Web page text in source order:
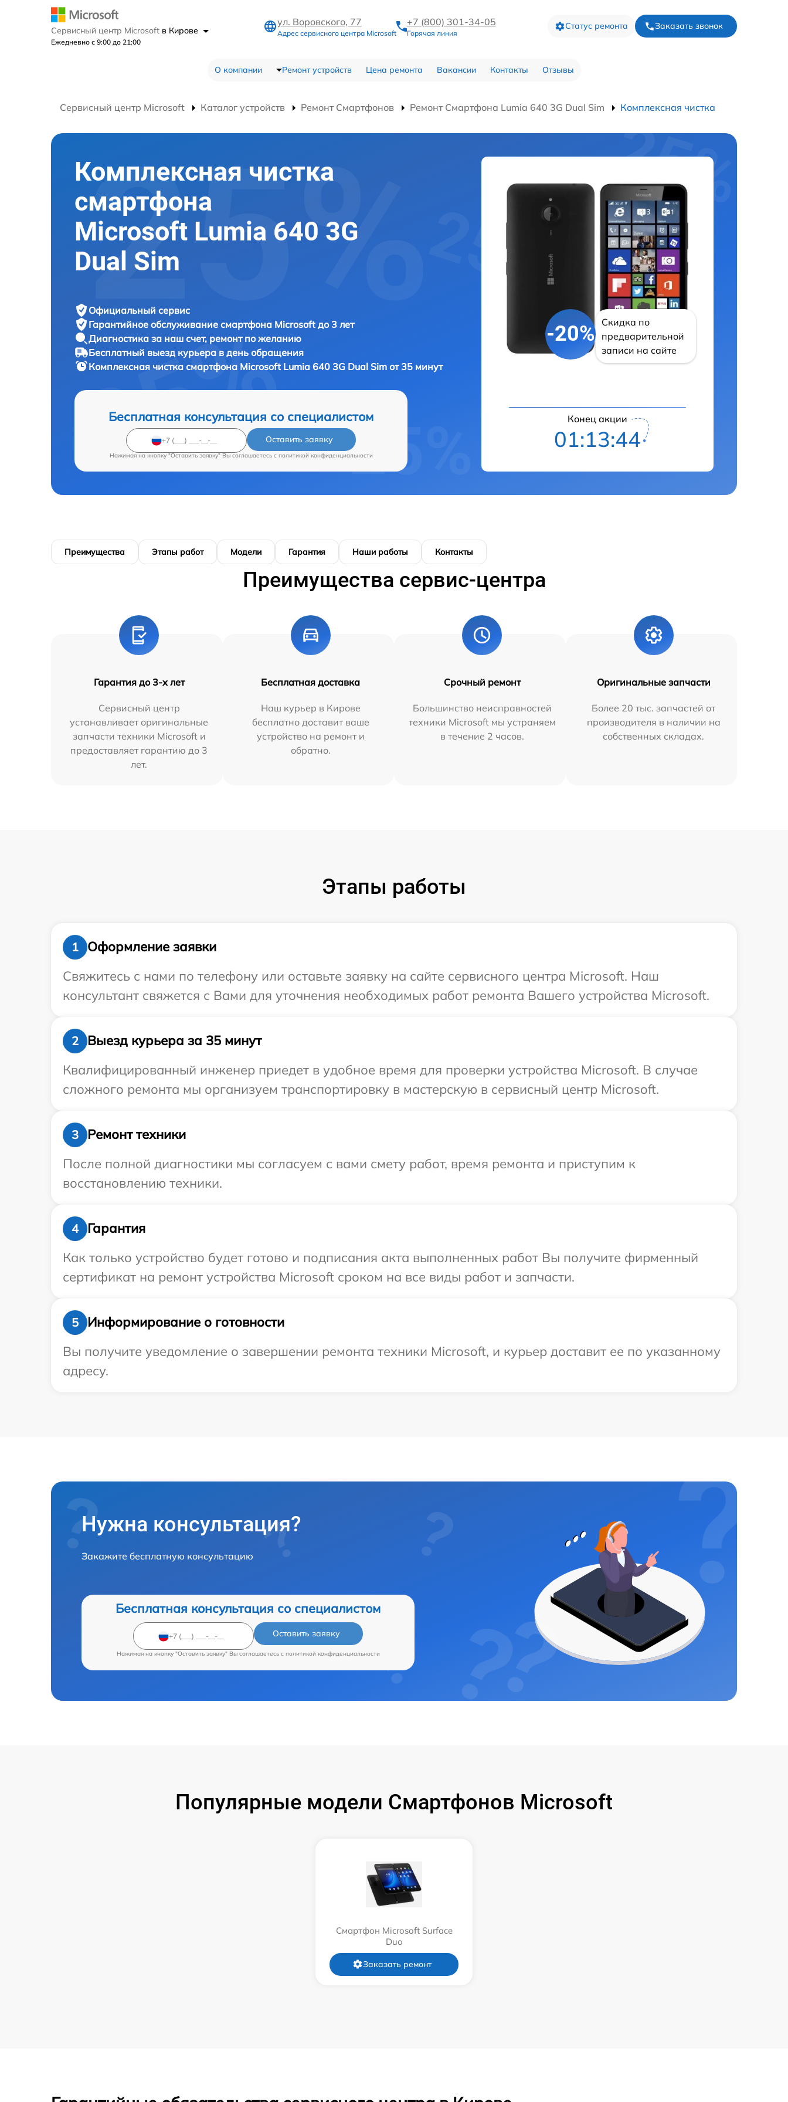
Сервисный центр Microsoft в Кирове
Ежедневно с 9:00 до 21:00
ул. Воровского, 77
Адрес сервисного центра Microsoft
+7 (800) 301-34-05
Горячая линия
Статус ремонта Заказать звонок
О компании Ремонт устройств Цена ремонта Вакансии Контакты Отзывы
Сервисный центр Microsoft Каталог устройств Ремонт Смартфонов Ремонт Смартфона Lumia 640 3G Dual Sim Комплексная чистка
Комплексная чистка
смартфона
Microsoft Lumia 640 3G
Dual Sim
Официальный сервис
Гарантийное обслуживание смартфона Microsoft до 3 лет
Диагностика за наш счет, ремонт по желанию
Бесплатный выезд курьера в день обращения
Комплексная чистка смартфона Microsoft Lumia 640 3G Dual Sim от 35 минут
Бесплатная консультация со специалистом
Оставить заявку
Нажимая на кнопку "Оставить заявку" Вы соглашаетесь c политикой конфиденциальности
-20%
Скидка по
предварительной
записи на сайте
Конец акции
01:13:43
Преимущества Этапы работ Модели Гарантия Наши работы Контакты
Преимущества сервис-центра
Гарантия до 3-х лет
Сервисный центр
устанавливает оригинальные
запчасти техники Microsoft и
предоставляет гарантию до 3
лет.
Бесплатная доставка
Наш курьер в Кирове
бесплатно доставит ваше
устройство на ремонт и
обратно.
Срочный ремонт
Большинство неисправностей
техники Microsoft мы устраняем
в течение 2 часов.
Оригинальные запчасти
Более 20 тыс. запчастей от
производителя в наличии на
собственных складах.
Этапы работы
1
Оформление заявки
Свяжитесь с нами по телефону или оставьте заявку на сайте сервисного центра Microsoft. Наш
консультант свяжется с Вами для уточнения необходимых работ ремонта Вашего устройства Microsoft.
2
Выезд курьера за 35 минут
Квалифицированный инженер приедет в удобное время для проверки устройства Microsoft. В случае
сложного ремонта мы организуем транспортировку в мастерскую в сервисный центр Microsoft.
3
Ремонт техники
После полной диагностики мы согласуем с вами смету работ, время ремонта и приступим к
восстановлению техники.
4
Гарантия
Как только устройство будет готово и подписания акта выполненных работ Вы получите фирменный
сертификат на ремонт устройства Microsoft сроком на все виды работ и запчасти.
5
Информирование о готовности
Вы получите уведомление о завершении ремонта техники Microsoft, и курьер доставит ее по указанному
адресу.
Нужна консультация?
Закажите бесплатную консультацию
Бесплатная консультация со специалистом
Оставить заявку
Нажимая на кнопку "Оставить заявку" Вы соглашаетесь c политикой конфиденциальности
Популярные модели Смартфонов Microsoft
Смартфон Microsoft Surface
Duo
Заказать ремонт